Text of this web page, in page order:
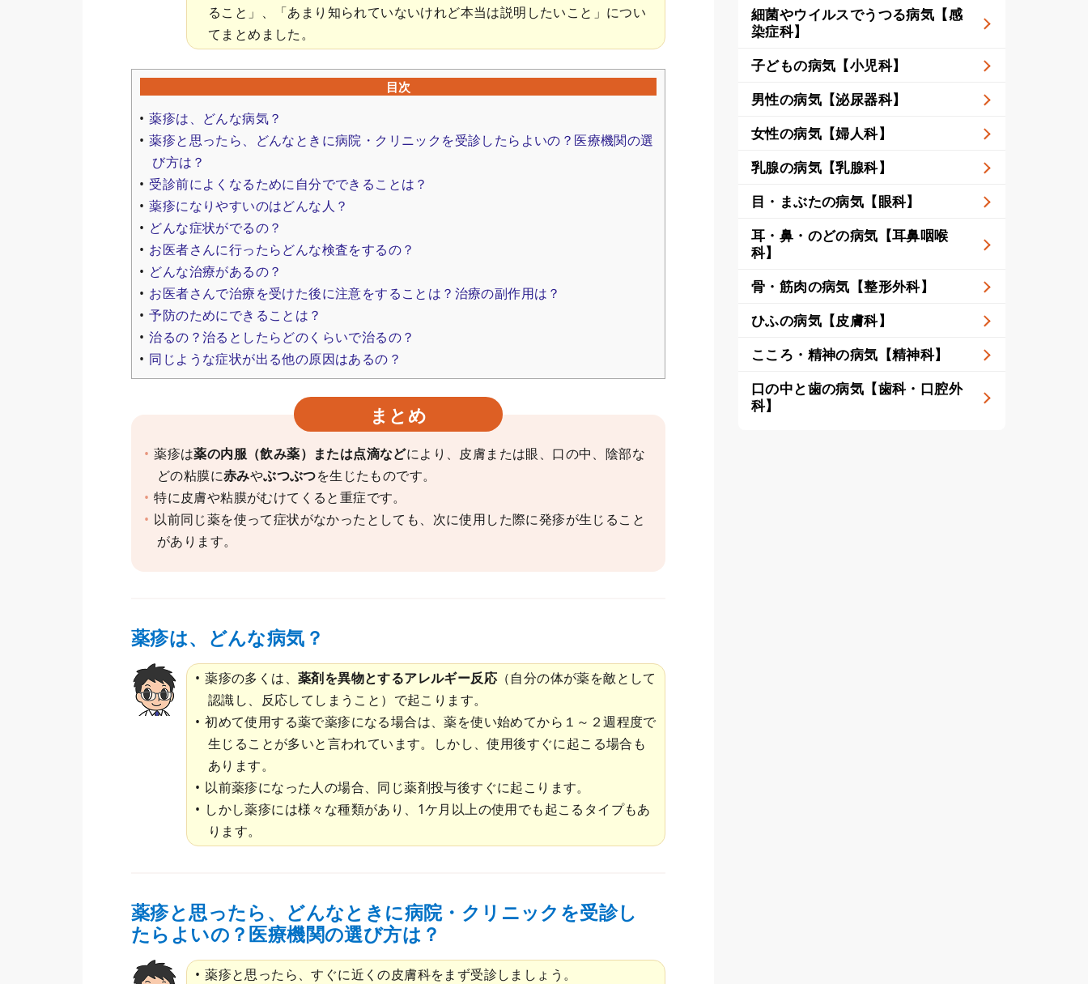
ること」、「あまり知られていないけれど本当は説明したいこと」につい
てまとめました。
目次
薬疹は、どんな病気？
薬疹と思ったら、どんなときに病院・クリニックを受診したらよいの？医療機関の選
び方は？
受診前によくなるために自分でできることは？
薬疹になりやすいのはどんな人？
どんな症状がでるの？
お医者さんに行ったらどんな検査をするの？
どんな治療があるの？
お医者さんで治療を受けた後に注意をすることは？治療の副作用は？
予防のためにできることは？
治るの？治るとしたらどのくらいで治るの？
同じような症状が出る他の原因はあるの？
まとめ
薬疹は薬の内服（飲み薬）または点滴などにより、皮膚または眼、口の中、陰部な
どの粘膜に赤みやぶつぶつを生じたものです。
特に皮膚や粘膜がむけてくると重症です。
以前同じ薬を使って症状がなかったとしても、次に使用した際に発疹が生じること
があります。
薬疹は、どんな病気？
薬疹の多くは、薬剤を異物とするアレルギー反応 （自分の体が薬を敵として
認識し、反応してしまうこと）で起こります。
初めて使用する薬で薬疹になる場合は、薬を使い始めてから１～２週程度で
生じることが多いと言われています。しかし、使用後すぐに起こる場合も
あります。
以前薬疹になった人の場合、同じ薬剤投与後すぐに起こります。
しかし薬疹には様々な種類があり、1ケ月以上の使用でも起こるタイプもあ
ります。
薬疹と思ったら、どんなときに病院・クリニックを受診し
たらよいの？医療機関の選び方は？
薬疹と思ったら、すぐに近くの皮膚科をまず受診しましょう。
細菌やウイルスでうつる病気【感
染症科】
子どもの病気【小児科】
男性の病気【泌尿器科】
女性の病気【婦人科】
乳腺の病気【乳腺科】
目・まぶたの病気【眼科】
耳・鼻・のどの病気【耳鼻咽喉
科】
骨・筋肉の病気【整形外科】
ひふの病気【皮膚科】
こころ・精神の病気【精神科】
口の中と歯の病気【歯科・口腔外
科】